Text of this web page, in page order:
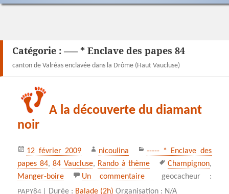
Catégorie : —– * Enclave des papes 84
canton de Valréas enclavée dans la Drôme (Haut Vaucluse)
A la découverte du diamant
noir
Publié
le
12 février 2009 Auteur
nicoulina Catégories
----- * Enclave des
papes 84,84 Vaucluse, Rando à thème
Mots-
clés
Champignon,
Manger-boire
Un commentaire sur A la découverte
geocacheur :
PAPY84 | Durée : Balade (2h) Organisation : N/A